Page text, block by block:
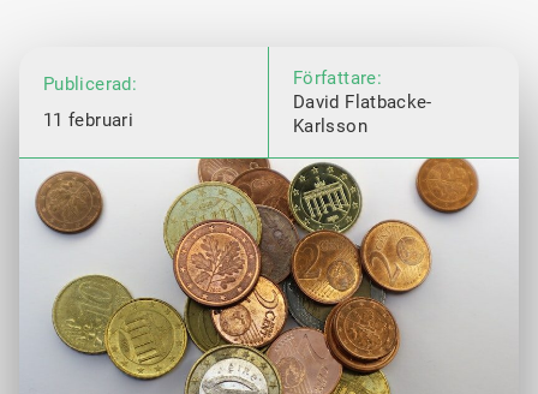
Publicerad:
11 februari
Författare:
David Flatbacke-
Karlsson